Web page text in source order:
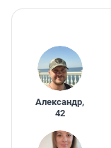
Александр,
42